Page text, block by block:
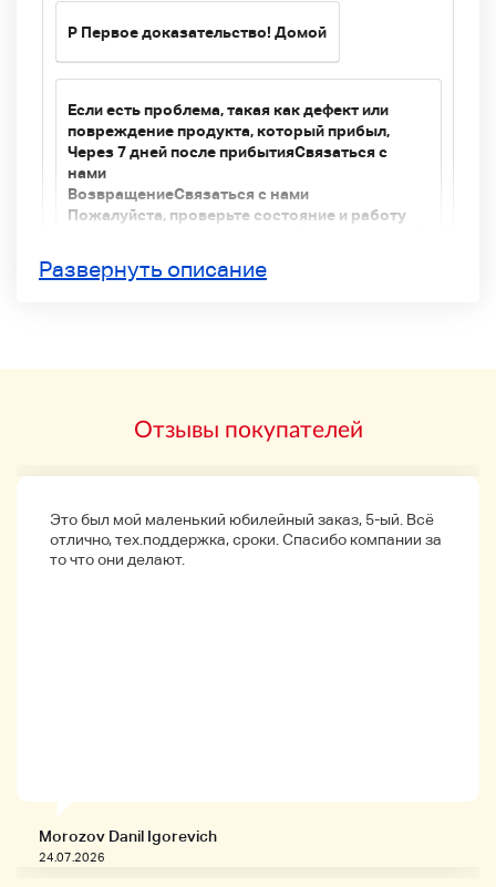
P Первое доказательство! Домой
Если есть проблема, такая как дефект или
повреждение продукта, который прибыл,
Через 7 дней после прибытияСвязаться с
нами
ВозвращениеСвязаться с нами
Пожалуйста, проверьте состояние и работу
*ПодробностиПримечания ниже
Детали продукта
◆ Продукт◆
Развернуть описание
Отзывы покупателей
Это был мой маленький юбилейный заказ, 5-ый. Всё
отлично, тех.поддержка, сроки. Спасибо компании за
то что они делают.
Morozov Danil Igorevich
24.07.2026